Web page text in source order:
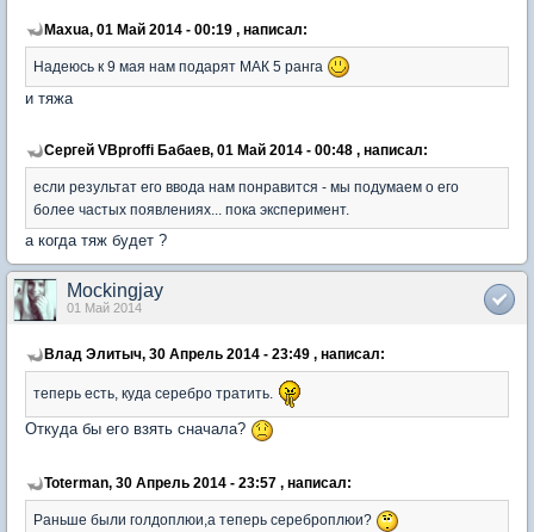
Maxua, 01 Май 2014 - 00:19 , написал:
Надеюсь к 9 мая нам подарят МАК 5 ранга
и тяжа
Сергей VBprоffi Бабаев, 01 Май 2014 - 00:48 , написал:
если результат его ввода нам понравится - мы подумаем о его
более частых появлениях... пока эксперимент.
а когда тяж будет ?
Mockingjay
01 Май 2014
Влад Элитыч, 30 Апрель 2014 - 23:49 , написал:
теперь есть, куда серебро тратить.
Откуда бы его взять сначала?
Toterman, 30 Апрель 2014 - 23:57 , написал:
Раньше были голдоплюи,а теперь сереброплюи?